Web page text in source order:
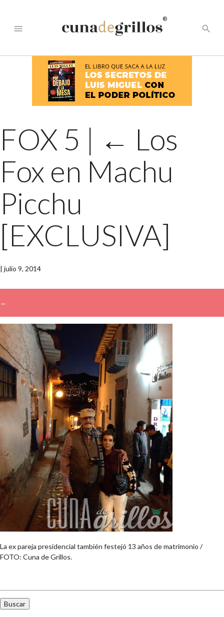
menu
®
search
FOX 5 | ← Los
Fox en Machu
Picchu
[EXCLUSIVA]
| julio 9, 2014
←
→
La ex pareja presidencial también festejó 13 años de matrimonio /
FOTO: Cuna de Grillos.